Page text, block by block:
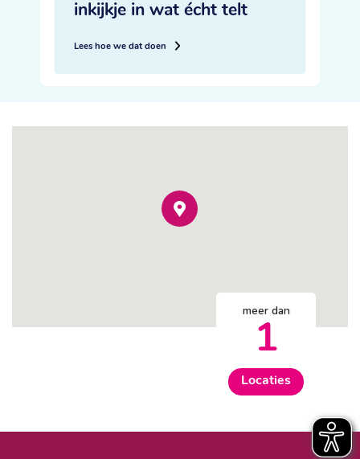
inkijkje in wat écht telt
Lees hoe we dat doen
meer dan
1
Locaties